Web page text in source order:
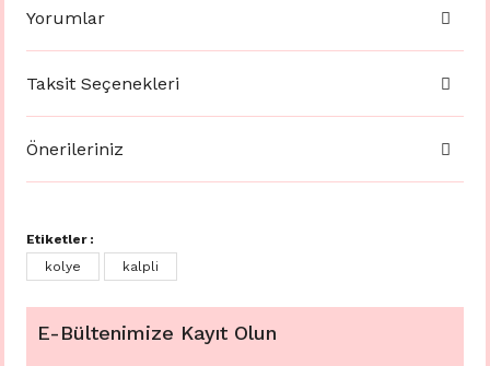
Yorumlar
Taksit Seçenekleri
Önerileriniz
Etiketler :
kolye
kalpli
E-Bültenimize Kayıt Olun